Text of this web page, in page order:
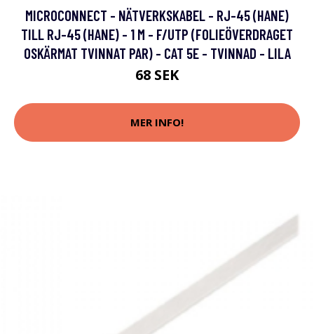
MICROCONNECT - NÄTVERKSKABEL - RJ-45 (HANE)
TILL RJ-45 (HANE) - 1 M - F/UTP (FOLIEÖVERDRAGET
OSKÄRMAT TVINNAT PAR) - CAT 5E - TVINNAD - LILA
68 SEK
MER INFO!